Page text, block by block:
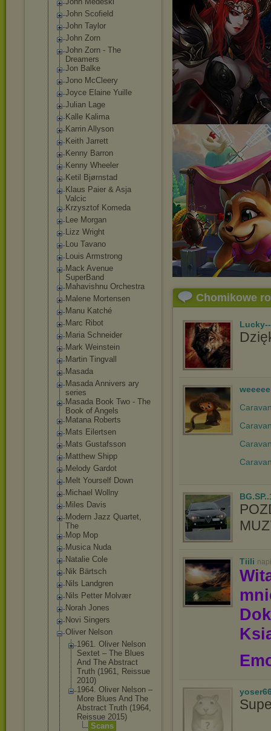
John Scofield
John Taylor
John Zorn
John Zorn - The
Dreamers
Jon Balke
Jono McCleery
Joyce Elaine Yuille
Julian Lage
Kalle Kalima
Karrin Allyson
Keith Jarrett
Kenny Barron
Kenny Wheeler
Ketil Bjørnstad
Klaus Paier & Asja
Valcic
Krzysztof Komeda
Lee Morgan
Lizz Wright
Lou Tavano
Louis Armstrong
Mack Avenue
SuperBand
Mahavishnu Orchestra
Malene Mortensen
Manu Katché
Marc Ribot
Maria Schneider
Mark Weinstein
Martin Tingvall
Masada
Masada Annivers ary
series
Masada Book Two - The
Book of Angels
Matana Roberts
Mats Eilertsen
Mats Gustafsson
Matthew Shipp
Melody Gardot
Melt Yourself Down
Michael Wollny
Miles Davis
Modern Jazz Quartet,
The
Mop Mop
Musica Nuda
Natalie Cole
Nik Bärtsch
Nils Landgren
Nils Petter Molvær
Norah Jones
Novi Singers
Oliver Nelson
1961. Oliver Nelson
Sextet ‎– The Blues
And The Abstract
Truth (1961, Reissue
2010)
1964. Oliver Nelson ‎–
More Blues And The
Abstract Truth (1964,
Reissue 2015)
Scans
Chomikowe
weeeee
Tiili